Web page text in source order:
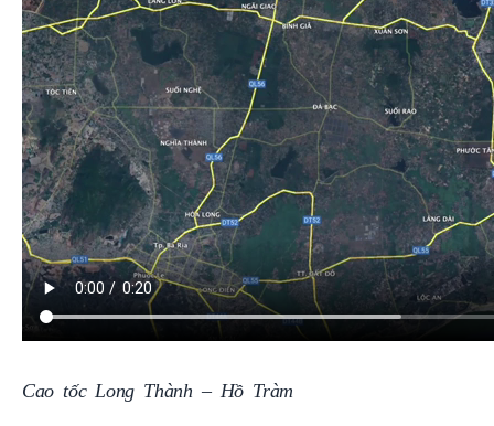
Cao tốc Long Thành – Hồ Tràm